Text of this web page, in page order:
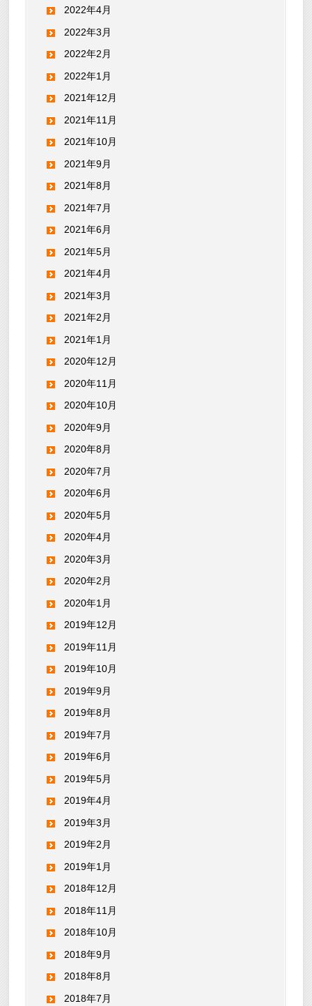
2022年4月
2022年3月
2022年2月
2022年1月
2021年12月
2021年11月
2021年10月
2021年9月
2021年8月
2021年7月
2021年6月
2021年5月
2021年4月
2021年3月
2021年2月
2021年1月
2020年12月
2020年11月
2020年10月
2020年9月
2020年8月
2020年7月
2020年6月
2020年5月
2020年4月
2020年3月
2020年2月
2020年1月
2019年12月
2019年11月
2019年10月
2019年9月
2019年8月
2019年7月
2019年6月
2019年5月
2019年4月
2019年3月
2019年2月
2019年1月
2018年12月
2018年11月
2018年10月
2018年9月
2018年8月
2018年7月